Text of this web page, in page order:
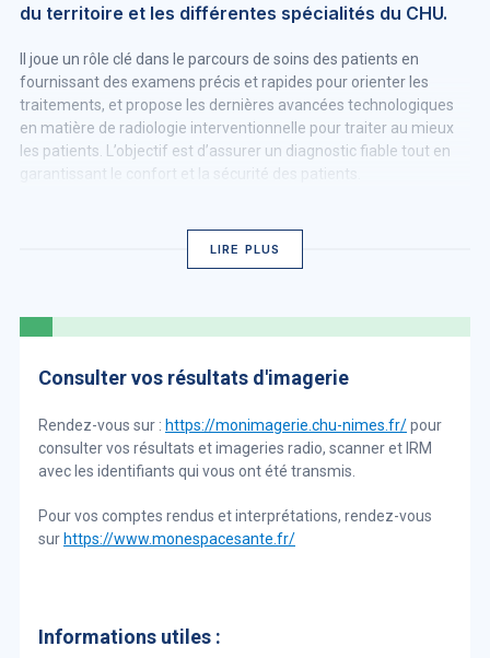
du territoire et les différentes spécialités du CHU.
Il joue un rôle clé dans le parcours de soins des patients en
fournissant des examens précis et rapides pour orienter les
traitements, et propose les dernières avancées technologiques
en matière de radiologie interventionnelle pour traiter au mieux
les patients. L’objectif est d’assurer un diagnostic fiable tout en
garantissant le confort et la sécurité des patients.
établissements de la région, nous répondons aux besoins des
médecins traitants et spécialistes. Contactez-nous pour tout
téléexpertise via le site OMNIDOC :omnidoc.fr/chu-nimes
LIRE PLUS
Consulter vos résultats d'imagerie
Rendez-vous sur : https://monimagerie.chu-nimes.fr/pour
consulter vos résultats et imageries radio, scanner et IRM
avec les identifiants qui vous ont été transmis.
Pour vos comptes rendus et interprétations, rendez-vous
sur https://www.monespacesante.fr/
Informations utiles :